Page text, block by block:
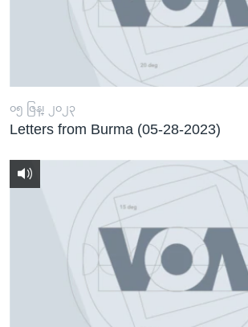
၀၅ ဇြန္၊ ၂၀၂၃
Letters from Burma (05-28-2023)